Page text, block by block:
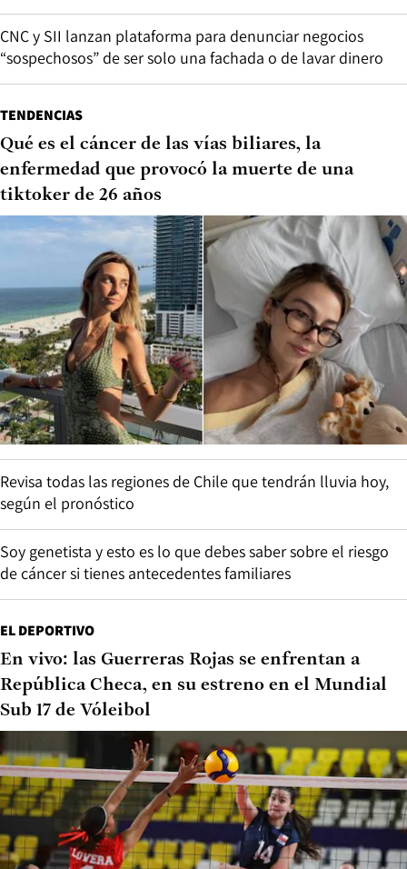
CNC y SII lanzan plataforma para denunciar negocios
“sospechosos” de ser solo una fachada o de lavar dinero
TENDENCIAS
Qué es el cáncer de las vías biliares, la
enfermedad que provocó la muerte de una
tiktoker de 26 años
Revisa todas las regiones de Chile que tendrán lluvia hoy,
según el pronóstico
Soy genetista y esto es lo que debes saber sobre el riesgo
de cáncer si tienes antecedentes familiares
EL DEPORTIVO
En vivo: las Guerreras Rojas se enfrentan a
República Checa, en su estreno en el Mundial
Sub 17 de Vóleibol